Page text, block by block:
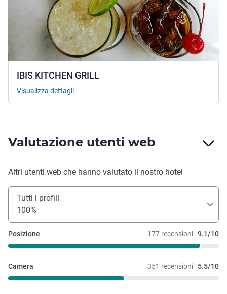
IBIS KITCHEN GRILL
Visualizza dettagli
Valutazione utenti web
Altri utenti web che hanno valutato il nostro hotel
Tutti i profili
100%
177 recensioni 9.1/10
Posizione
351 recensioni 5.5/10
Camera